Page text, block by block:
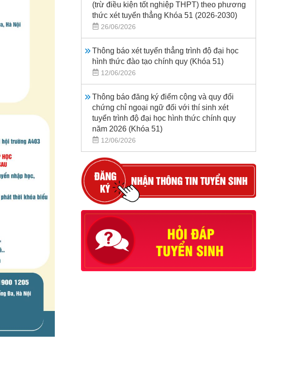
(trừ điều kiện tốt nghiệp THPT) theo phương
thức xét tuyển thẳng Khóa 51 (2026-2030)
26/06/2026
Thông báo xét tuyển thẳng trình độ đại học
hình thức đào tạo chính quy (Khóa 51)
12/06/2026
Thông báo đăng ký điểm cộng và quy đổi
chứng chỉ ngoại ngữ đối với thí sinh xét
tuyển trình độ đại học hình thức chính quy
năm 2026 (Khóa 51)
12/06/2026